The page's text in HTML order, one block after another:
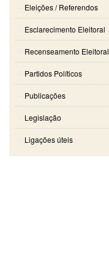
Eleições / Referendos
Esclarecimento Eleitoral
Recenseamento Eleitoral
Partidos Políticos
Publicações
Legislação
Ligações úteis